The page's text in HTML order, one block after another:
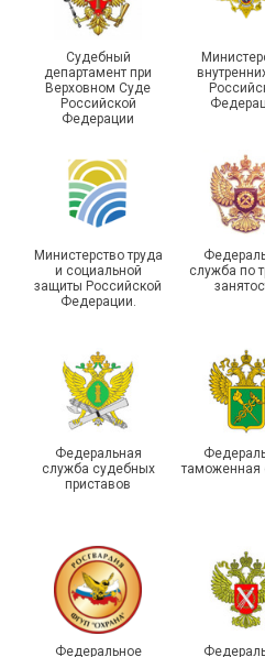
Чествование ветеранов
боевых действий
Самарской области
Единство традиций и сила
215-й юбилей
Судебный
департамент при
Верховном Суде
Российской
Федерации
Министерство труда
и социальной
защиты Российской
Федерации.
служба по
Федеральная
служба судебных
приставов
таможенная
Федеральное